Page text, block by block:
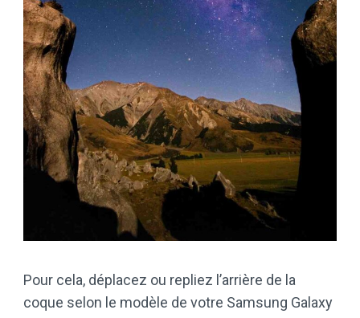
Pour cela, déplacez ou repliez l’arrière de la
coque selon le modèle de votre Samsung Galaxy